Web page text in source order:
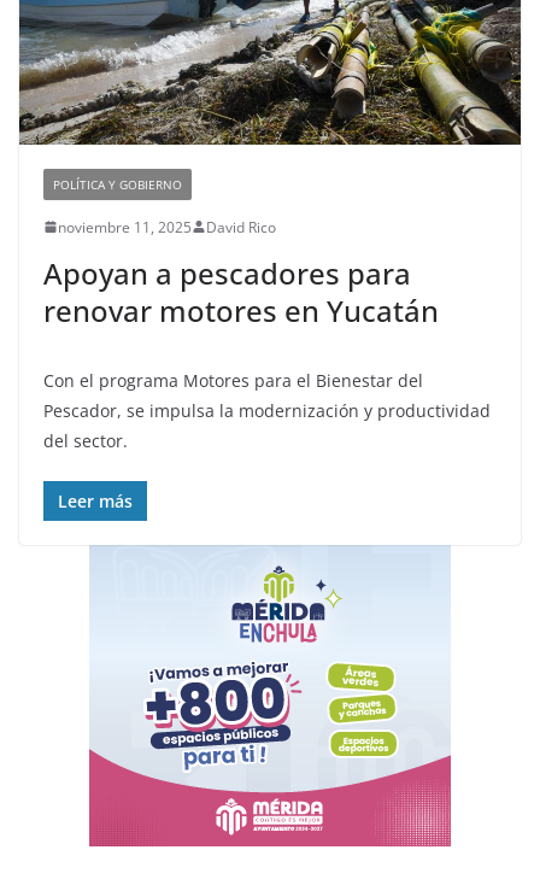
POLÍTICA Y GOBIERNO
noviembre 11, 2025 David Rico
Apoyan a pescadores para
renovar motores en Yucatán
Con el programa Motores para el Bienestar del
Pescador, se impulsa la modernización y productividad
del sector.
Leer más